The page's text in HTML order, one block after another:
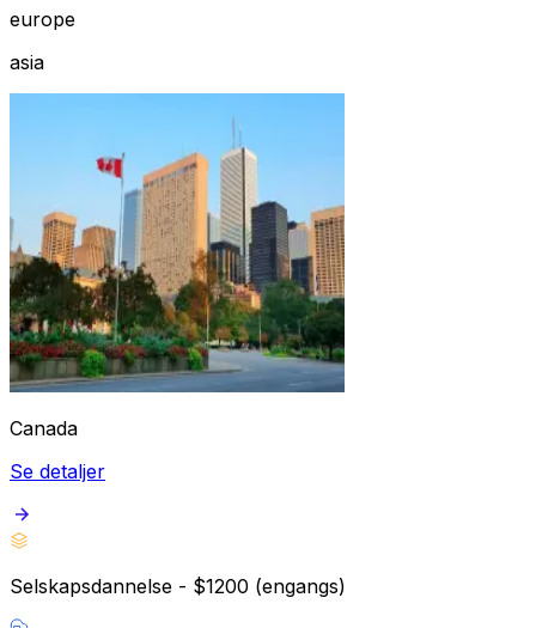
europe
asia
Canada
Se detaljer
Selskapsdannelse - $1200 (engangs)